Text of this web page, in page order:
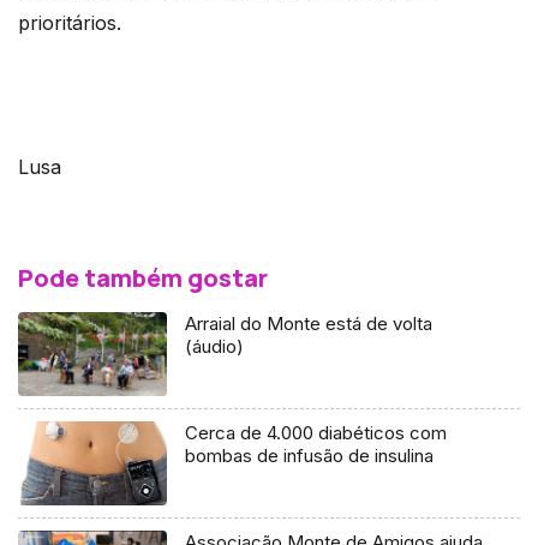
prioritários.
Lusa
Pode também gostar
Arraial do Monte está de volta
(áudio)
Cerca de 4.000 diabéticos com
bombas de infusão de insulina